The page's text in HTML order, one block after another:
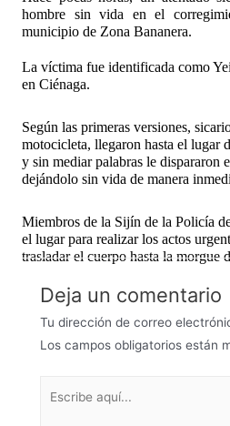
hombre sin vida en el
municipio de Zona Bananera.
La víctima fue identificada como
en Ciénaga.
Según las primeras versiones,
motocicleta, llegaron hasta el lugar
y sin mediar palabras le dispararon
dejándolo sin vida de manera
Miembros de la Sijín de la Policía
el lugar para realizar los actos
trasladar el cuerpo hasta la morgue
Deja un comentario
Tu dirección de correo
Los campos obligatorios están